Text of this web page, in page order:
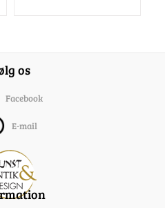
os
Facebook
E-mail